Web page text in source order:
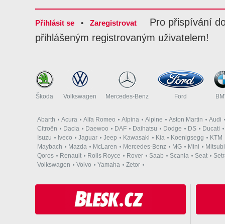
Přihlásit se • Zaregistrovat
Pro přispívání
přihlášeným registrovaným uživatelem!
Škoda Volkswagen Mercedes-Benz Ford
Abarth Acura Alfa Romeo Alpina Alpine Aston Martin
Audi
Citroën
Dacia Daewoo DAF Daihatsu Dodge DS
Ducati
Isuzu
Iveco Jaguar Jeep Kawasaki Kia Koenigsegg
KTM
Maybach
Mazda McLaren Mercedes-Benz MG Mini
Qoros
Renault Rolls Royce Rover Saab Scania Seat
Volkswagen
Volvo Yamaha Zetor